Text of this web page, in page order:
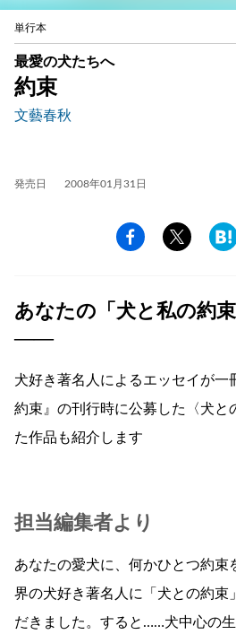
単行本
最愛の犬たちへ
約束
文藝春秋
発売日 2008年01月31日
あなたの「犬と私の約
——
犬好き著名人によるエッセイが一
約束』の刊行時に公募した〈犬と
た作品も紹介します
担当編集者より
あなたの愛犬に、何かひとつ約
界の犬好き著名人に「犬との約束
だきました。すると……犬中心の